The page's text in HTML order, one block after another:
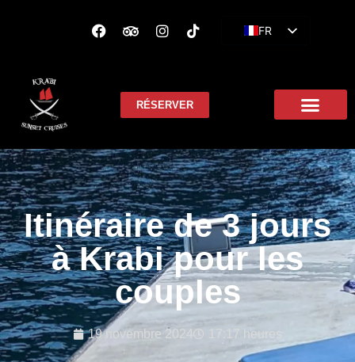
FR
RÉSERVER
Itinéraire de 3 jours
à Krabi pour les
couples
19 novembre 2024 17:17 heures